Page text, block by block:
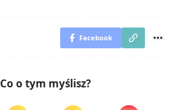
Facebook
Co o tym myślisz?